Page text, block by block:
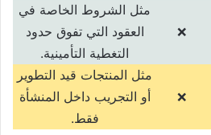
❌
مثل الشروط الخاصة في
العقود التي تفوق حدود
التغطية التأمينية.
❌
مثل المنتجات قيد التطوير
أو التجريب داخل المنشأة
فقط.